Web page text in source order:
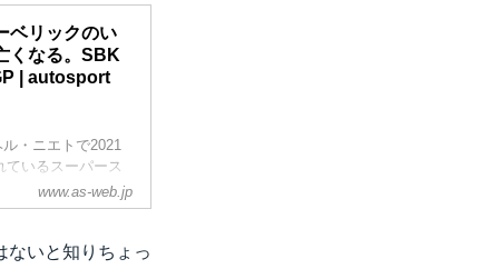
ベリックのい
くなる。SBK
| autosport
・ニエトで2021
いるスーパース
クラッシュが発
Team）が重
www.as-web.jp
ないと知りちょっ